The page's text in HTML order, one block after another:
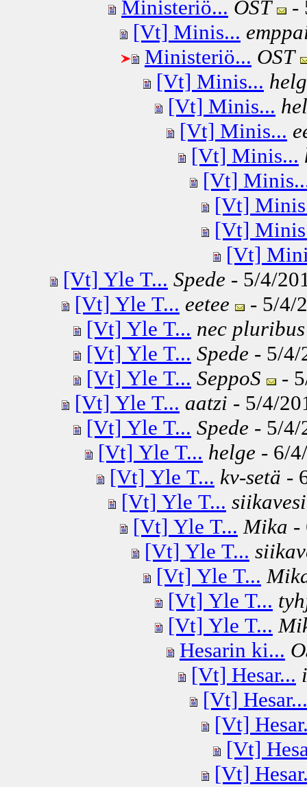
Ministeriö... OST
-
[Vt] Minis...
Ministeriö... OST
[Vt] Minis...
[Vt] Minis...
[Vt] Minis...
[Vt] Minis...
[Vt]
[Vt]
[Vt]
[Vt]
[Vt] Yle T... Spede - 5/4/
[Vt] Yle T... eetee
- 5/4/
[Vt] Yle T... nec
[Vt] Yle T... Spede - 5/4/
[Vt] Yle T... SeppoS
-
[Vt] Yle T... aatzi - 5/4/
[Vt] Yle T... Spede - 5/4/
[Vt] Yle T... helge - 6/
[Vt] Yle T... kv-setä -
[Vt] Yle T... siikavesi
[Vt] Yle T... Mika -
[Vt] Yle T...
[Vt] Yle T...
[Vt] Yle T...
[Vt] Yle T...
Hesarin ki...
[Vt] Hesar...
[Vt] Hesar...
[Vt]
[Vt]
[Vt]